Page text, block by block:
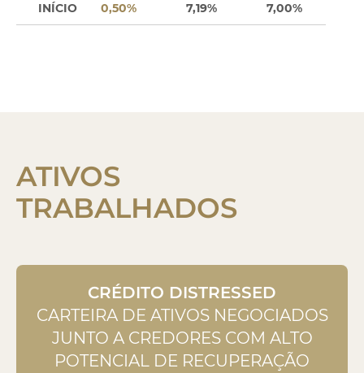
INÍCIO 0,50% 7,19% 7,00%
ATIVOS
TRABALHADOS
CRÉDITO DISTRESSED
CARTEIRA DE ATIVOS NEGOCIADOS
JUNTO A CREDORES COM ALTO
POTENCIAL DE RECUPERAÇÃO